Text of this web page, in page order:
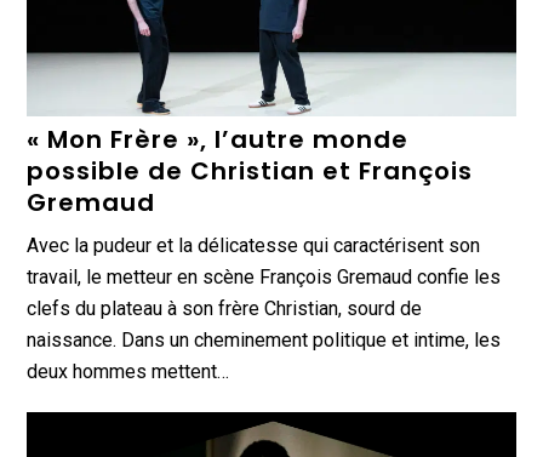
« Mon Frère », l’autre monde
possible de Christian et François
Gremaud
Avec la pudeur et la délicatesse qui caractérisent son
travail, le metteur en scène François Gremaud confie les
clefs du plateau à son frère Christian, sourd de
naissance. Dans un cheminement politique et intime, les
deux hommes mettent…